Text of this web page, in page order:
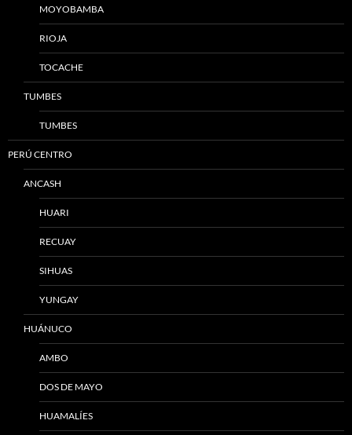
MOYOBAMBA
RIOJA
TOCACHE
TUMBES
TUMBES
PERÚ CENTRO
ANCASH
HUARI
RECUAY
SIHUAS
YUNGAY
HUÁNUCO
AMBO
DOS DE MAYO
HUAMALÍES